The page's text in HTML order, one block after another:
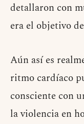
detallaron con
era el objetivo
Aún así es
ritmo cardíaco
consciente con
la violencia en